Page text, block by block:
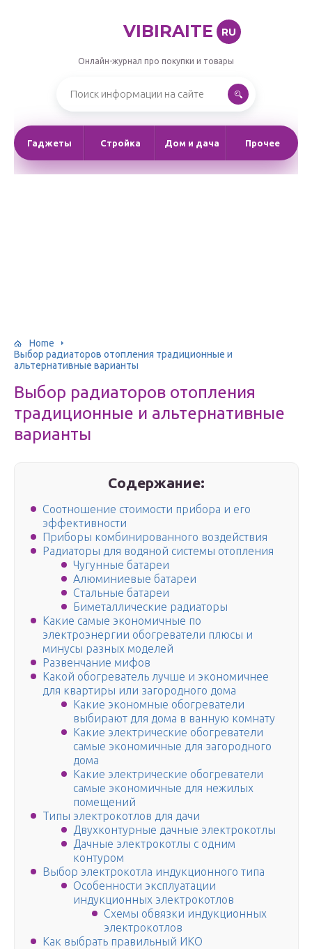
VIBIRAITE RU
Онлайн-журнал про покупки и товары
Гаджеты Стройка Дом и дача Прочее
Home
Выбор радиаторов отопления традиционные и
альтернативные варианты
Выбор радиаторов отопления
традиционные и альтернативные
варианты
Содержание:
Соотношение стоимости прибора и его
эффективности
Приборы комбинированного воздействия
Радиаторы для водяной системы отопления
Чугунные батареи
Алюминиевые батареи
Стальные батареи
Биметаллические радиаторы
Какие самые экономичные по
электроэнергии обогреватели плюсы и
минусы разных моделей
Развенчание мифов
Какой обогреватель лучше и экономичнее
для квартиры или загородного дома
Какие экономные обогреватели
выбирают для дома в ванную комнату
Какие электрические обогреватели
самые экономичные для загородного
дома
Какие электрические обогреватели
самые экономичные для нежилых
помещений
Типы электрокотлов для дачи
Двухконтурные дачные электрокотлы
Дачные электрокотлы с одним
контуром
Выбор электрокотла индукционного типа
Особенности эксплуатации
индукционных электрокотлов
Схемы обвязки индукционных
электрокотлов
Как выбрать правильный ИКО